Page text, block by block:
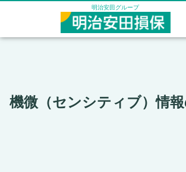
メニューを飛ばして本文へ明治安田グループ
機微（センシティブ）情